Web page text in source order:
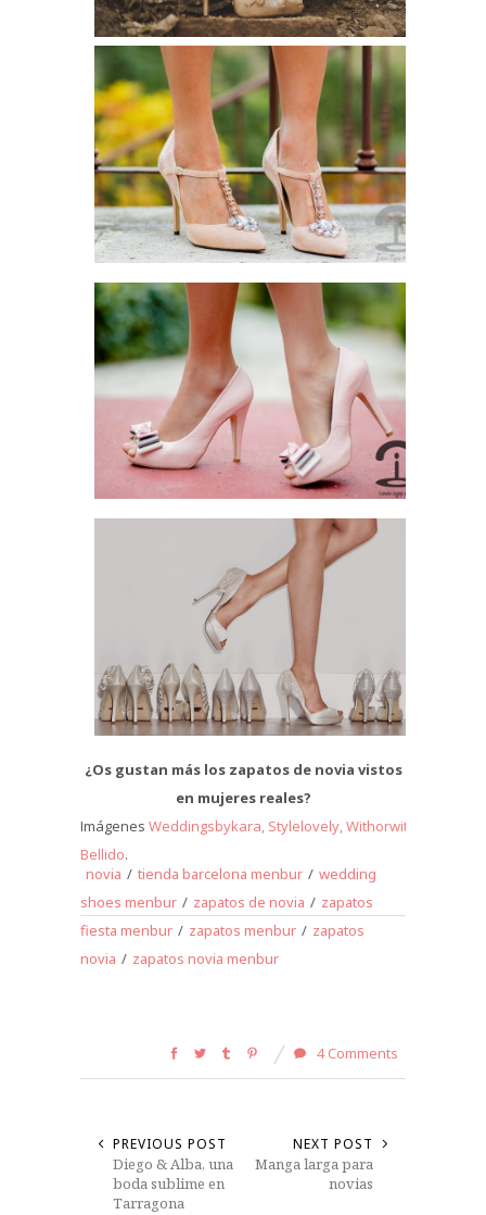
¿Os gustan más los zapatos de novia vistos
en mujeres reales?
Imágenes Weddingsbykara, Stylelovely,Withorwithoutshoes,
Bellido.
novia / tienda barcelona menbur / wedding
shoes menbur / zapatos de novia / zapatos
fiesta menbur / zapatos menbur / zapatos
novia / zapatos novia menbur
4 Comments
PREVIOUS POST
Diego & Alba, una
boda sublime en
Tarragona
NEXT POST
Manga larga para
novias